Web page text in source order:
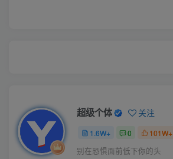
超级个体 关注
1.6W+ 0 101W+
别在恐惧面前低下你的头